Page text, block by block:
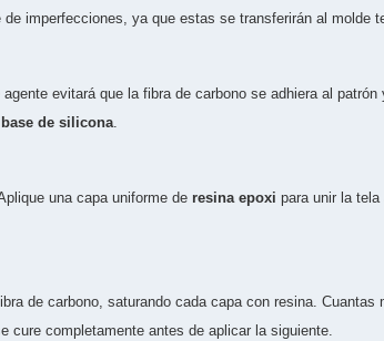
imperfecciones, ya que estas se transferirán al molde
evitará que la fibra de carbono se adhiera al
de silicona
una capa uniforme de resina epoxi para unir la
de carbono, saturando cada capa con resina.
cure completamente antes de aplicar la siguiente.